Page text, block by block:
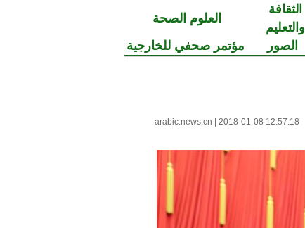
الثقافة
والتعليم
العلوم الصحة
الصور مؤتمر صحفي للخارجية
arabic.news.cn 2018-01-08 12:57:18